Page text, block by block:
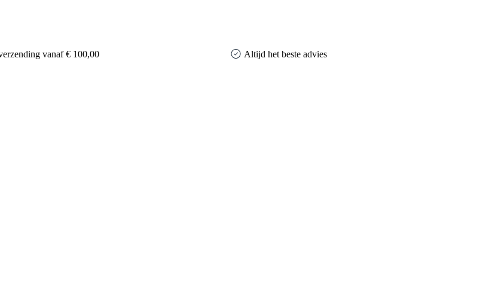
vanaf € 100,00 Altijd het beste advies